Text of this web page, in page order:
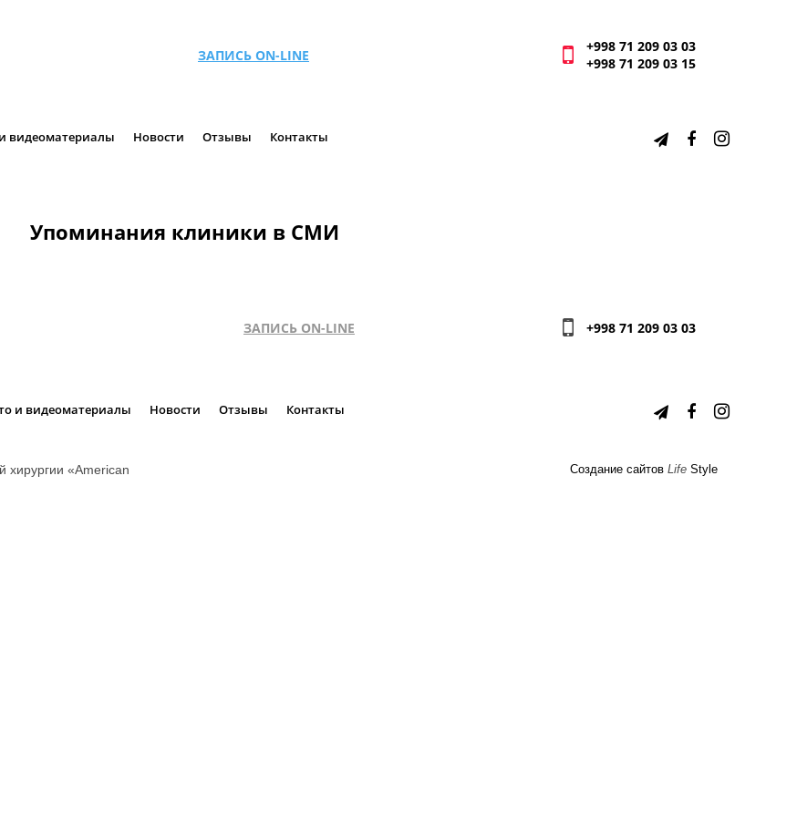
ЗАПИСЬ ON-LINE
+998 71 209 03 03
+998 71 209 03 15
видеоматериалы Новости Отзывы Контакты
Упоминания клиники в СМИ
ЗАПИСЬ ON-LINE +998 71 209 03 03
и видеоматериалы Новости Отзывы Контакты
хирургии «American
Создание сайтов Life Style